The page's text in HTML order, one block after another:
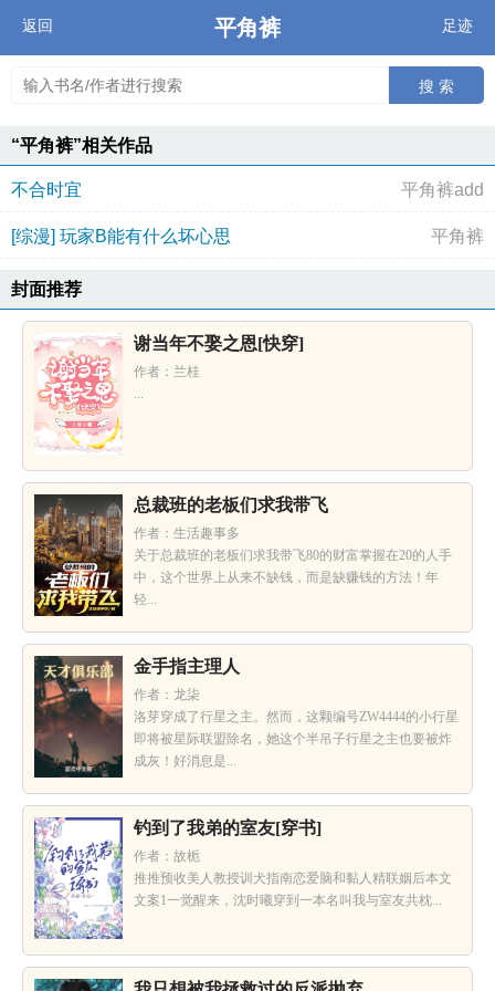
返回 平角裤 足迹
搜 索
“平角裤”相关作品
不合时宜 平角裤add
[综漫] 玩家B能有什么坏心思 平角裤
封面推荐
谢当年不娶之恩[快穿]
作者：兰桂
...
总裁班的老板们求我带飞
作者：生活趣事多
关于总裁班的老板们求我带飞80的财富掌握在20的人手
中，这个世界上从来不缺钱，而是缺赚钱的方法！年
轻...
金手指主理人
作者：龙柒
洛芽穿成了行星之主。然而，这颗编号ZW4444的小行星
即将被星际联盟除名，她这个半吊子行星之主也要被炸
成灰！好消息是...
钓到了我弟的室友[穿书]
作者：故栀
推推预收美人教授训犬指南恋爱脑和黏人精联姻后本文
文案1一觉醒来，沈时曦穿到一本名叫我与室友共枕...